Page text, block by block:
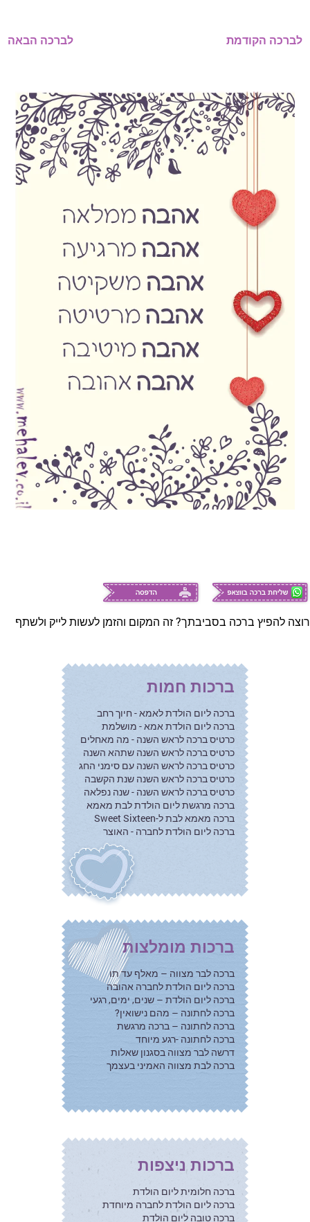
לברכה הבאה לברכה הקודמת
רוצה להפיץ ברכה בסביבתך? זה המקום והזמן לעשות לייק ולשתף
ברכות חמות
ברכה ליום הולדת לאמא - חיוך רחב
ברכה ליום הולדת אמא - מושלמת
כרטיס ברכה לראש השנה - מה מאחלים
כרטיס ברכה לראש השנה שתהא השנה
כרטיס ברכה לראש השנה עם סימני החג
כרטיס ברכה לראש השנה שנת הקשבה
כרטיס ברכה לראש השנה - שנה נפלאה
ברכה מרגשת ליום הולדת לבת מאמא
ברכה מאמא לבת ל-Sweet Sixteen
ברכה ליום הולדת לחברה - האוצר
ברכות מומלצות
ברכה לבר מצווה – מאלף עד תו
ברכה ליום הולדת לחברה אהובה
ברכה ליום הולדת – שנים, ימים, רגעי
ברכה לחתונה – מהם נישואין?
ברכה לחתונה – ברכה מרגשת
ברכה לחתונה -רגע מיוחד
דרשה לבר מצווה בסגנון שאלות
ברכה לבת מצווה האמיני בעצמך
ברכות ניצפות
ברכה חלומית ליום הולדת
ברכה ליום הולדת לחברה מיוחדת
ברכה טובה ליום הולדת